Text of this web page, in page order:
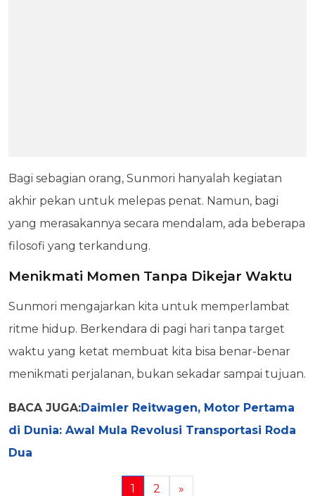
Bagi sebagian orang, Sunmori hanyalah kegiatan
akhir pekan untuk melepas penat. Namun, bagi
yang merasakannya secara mendalam, ada beberapa
filosofi yang terkandung.
Menikmati Momen Tanpa Dikejar Waktu
Sunmori mengajarkan kita untuk memperlambat
ritme hidup. Berkendara di pagi hari tanpa target
waktu yang ketat membuat kita bisa benar-benar
menikmati perjalanan, bukan sekadar sampai tujuan.
BACA JUGA:Daimler Reitwagen, Motor Pertama
di Dunia: Awal Mula Revolusi Transportasi Roda
Dua
1 2 »